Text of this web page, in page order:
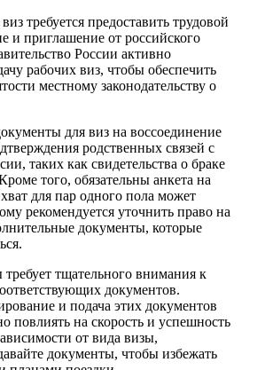
требуется предоставить трудовой
и приглашение от российского
России активно
рабочих виз, чтобы обеспечить
местному законодательству о
для виз на воссоединение
родственных связей с
таких как свидетельства о браке
того, обязательны анкета на
для пар одного пола может
рекомендуется уточнить право на
документы, которые
тщательного внимания к
документов.
и подача этих документов
повлиять на скорость и успешность
от вида визы,
документы, чтобы избежать